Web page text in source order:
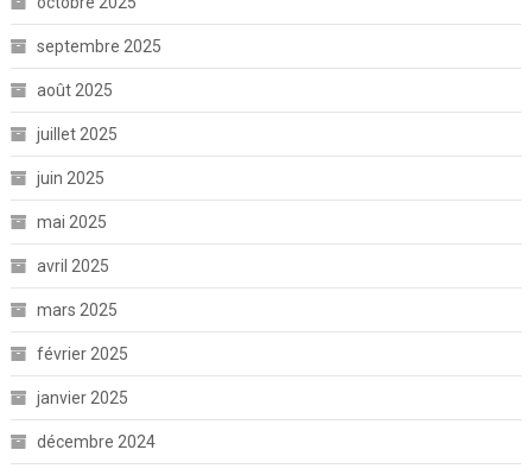
septembre 2025
août 2025
juillet 2025
juin 2025
mai 2025
avril 2025
mars 2025
février 2025
janvier 2025
décembre 2024